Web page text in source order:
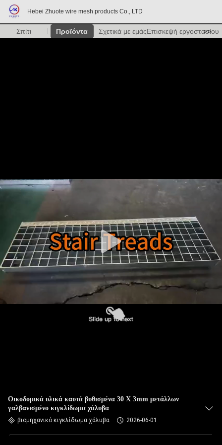
Hebei Zhuote wire mesh products Co., LTD
Σπίτι Προϊόντα Σχετικά με εμάςΕπισκεψή εργοστασίου
>>
Οικοδομικά υλικά καυτά βυθισμένα 30 X 3mm μετάλλων
γαλβανισμένο κιγκλίδωμα χάλυβα
βιομηχανικό κιγκλίδωμα χάλυβα 2026-06-01